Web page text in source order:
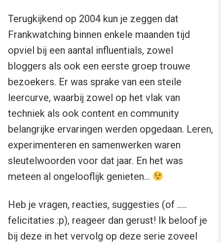
Terugkijkend op 2004 kun je zeggen dat
Frankwatching binnen enkele maanden tijd
opviel bij een aantal influentials, zowel
bloggers als ook een eerste groep trouwe
bezoekers. Er was sprake van een steile
leercurve, waarbij zowel op het vlak van
techniek als ook content en community
belangrijke ervaringen werden opgedaan. Leren,
experimenteren en samenwerken waren
sleutelwoorden voor dat jaar. En het was
meteen al ongelooflijk genieten…
Heb je vragen, reacties, suggesties (of …..
felicitaties :p), reageer dan gerust! Ik beloof je
bij deze in het vervolg op deze serie zoveel